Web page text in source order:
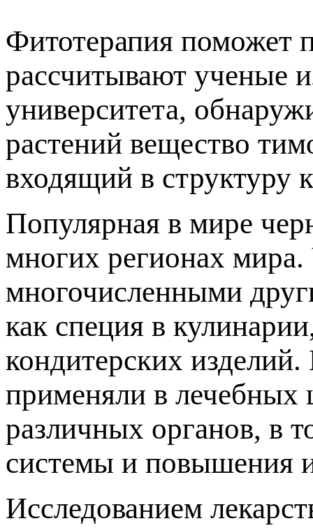
Фитотерапия поможет
рассчитывают ученые
университета,
растений вещество
входящий в структуру
Популярная в мире
многих регионах
многочисленными
как специя в
кондитерских
применяли в лечебных
различных органов, в
системы и повышения
Исследованием